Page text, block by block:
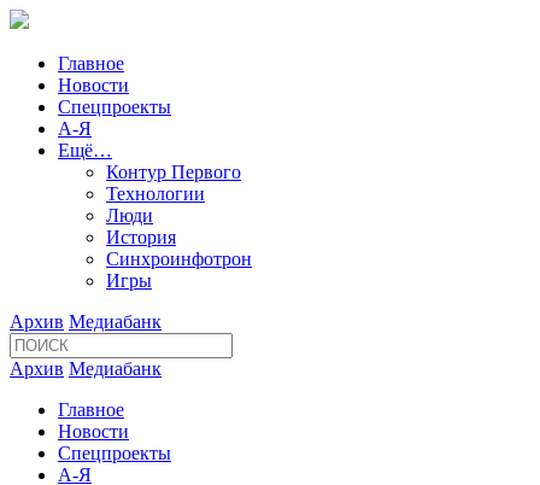
Главное
Новости
Спецпроекты
А-Я
Ещё…
Контур Первого
Технологии
Люди
История
Синхроинфотрон
Игры
Архив Медиабанк
Архив Медиабанк
Главное
Новости
Спецпроекты
А-Я